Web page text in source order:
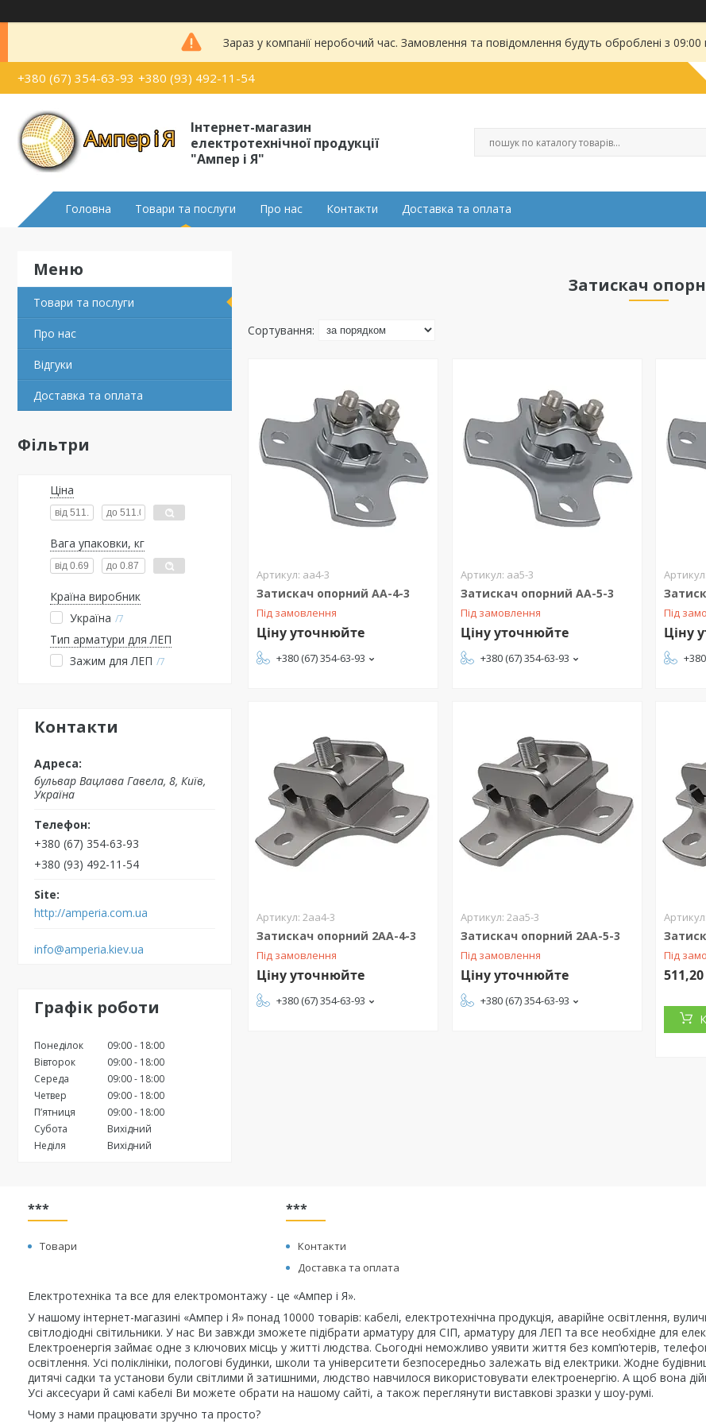
Зараз у компанії неробочий час. Замовлення та повідомлення будуть оброблені з
+380 (67) 354-63-93 +380 (93) 492-11-54
Інтернет-магазин
електротехнічної продукції
"Ампер і Я"
Головна Товари та послуги Про нас Контакти Доставка та оплата
Товари та послуги
Про нас
Відгуки
Доставка та оплата
Фільтри
Ціна
Вага упаковки, кг
Країна виробник
Україна 7
Тип арматури для ЛЕП
Зажим для ЛЕП 7
Контакти
бульвар Вацлава Гавела, 8, Київ,
Україна
+380 (67) 354-63-93
+380 (93) 492-11-54
http://amperia.com.ua
info@amperia.kiev.ua
Графік роботи
Понеділок 09:00
18:00
Вівторок
09:00
18:00
Середа
09:00
18:00
Четвер
09:00
18:00
Пʼятниця
09:00
18:00
Субота
Вихідний
Неділя
Вихідний
Затискач
аа4-3
Затискач опорний АА-4-3
Під замовлення
Ціну уточнюйте
+380 (67) 354-63-93
аа5-3
Затискач опорний АА-5-3
Під замовлення
Ціну уточнюйте
+380 (67) 354-63-93
Під
Ціну
2аа4-3
Затискач опорний 2АА-4-3
Під замовлення
Ціну уточнюйте
+380 (67) 354-63-93
2аа5-3
Затискач опорний 2АА-5-3
Під замовлення
Ціну уточнюйте
+380 (67) 354-63-93
Під
***
Товари
***
Контакти
Доставка та оплата
Електротехніка та все для електромонтажу - це «Ампер і Я».
У нашому інтернет-магазині «Ампер і Я» понад 10000 товарів: кабелі, електротехнічна продукція, аварійне освітлення,
світлодіодні світильники. У нас Ви завжди зможете підібрати арматуру для СІП, арматуру для ЛЕП та все необхідне для
Електроенергія займає одне з ключових місць у житті людства. Сьогодні неможливо уявити життя без комп’ютерів,
освітлення. Усі поліклініки, пологові будинки, школи та університети безпосередньо залежать від електрики. Жодне
дитячі садки та установи були світлими й затишними, людство навчилося використовувати електроенергію. А щоб вона
Усі аксесуари й самі кабелі Ви можете обрати на нашому сайті, а також переглянути виставкові зразки у шоу-румі.
Чому з нами працювати зручно та просто?